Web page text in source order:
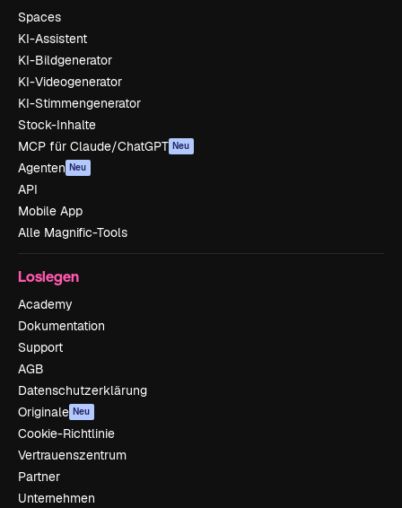
Spaces
KI-Assistent
KI-Bildgenerator
KI-Videogenerator
KI-Stimmengenerator
Stock-Inhalte
MCP für Claude/ChatGPT Neu
Agenten Neu
API
Mobile App
Alle Magnific-Tools
Loslegen
Academy
Dokumentation
Support
AGB
Datenschutzerklärung
Originale Neu
Cookie-Richtlinie
Vertrauenszentrum
Partner
Unternehmen